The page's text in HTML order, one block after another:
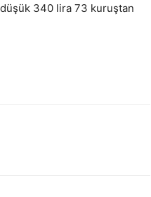
340 lira 73 kuruştan